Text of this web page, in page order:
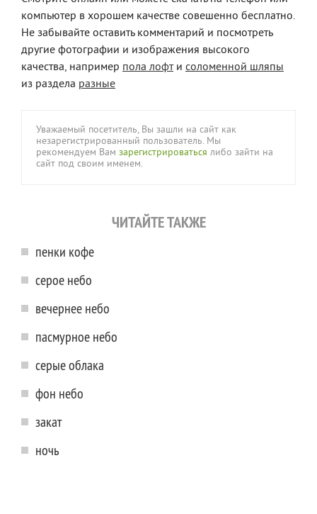
компьютер в хорошем качестве совешенно бесплатно.
Не забывайте оставить комментарий и посмотреть
другие фотографии и изображения высокого
качества, например пола лофти соломенной шляпы
из раздела разные
Уважаемый посетитель, Вы зашли на сайт как
незарегистрированный пользователь. Мы
рекомендуем Вам зарегистрироваться либо зайти на
сайт под своим именем.
ЧИТАЙТЕ ТАКЖЕ
пенки кофе
серое небо
вечернее небо
пасмурное небо
серые облака
фон небо
закат
ночь